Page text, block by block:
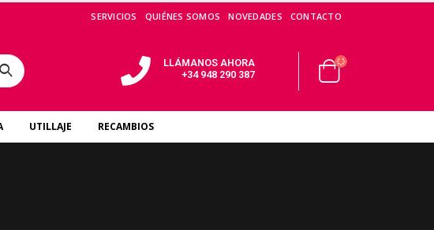
SERVICIOS QUIÉNES SOMOS NOVEDADES CONTACTO
LLÁMANOS AHORA
+34 948 290 387
UTILLAJE RECAMBIOS